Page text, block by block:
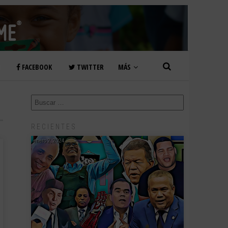
FACEBOOK TWITTER MÁS
RECIENTES
enero 2, 2024